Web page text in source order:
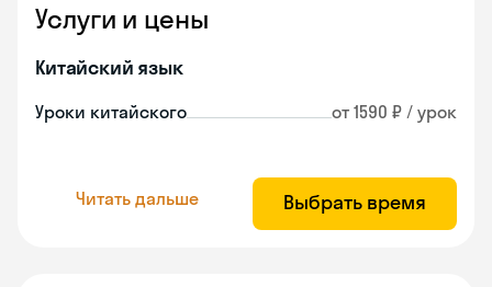
Услуги и цены
Китайский язык
Уроки китайского от 1590 ₽ / урок
Читать дальше Выбрать время